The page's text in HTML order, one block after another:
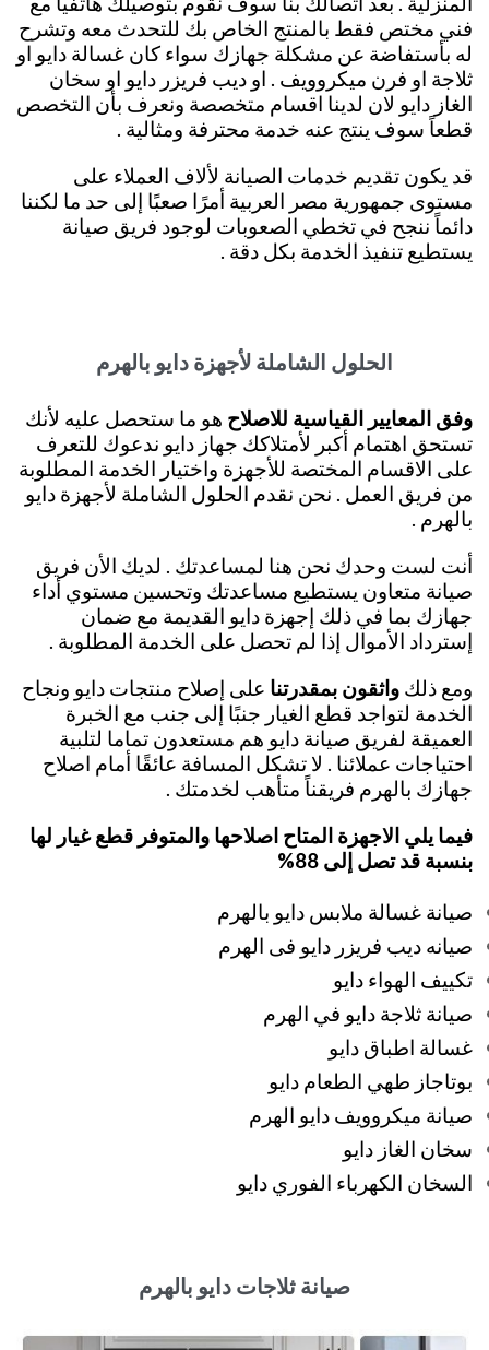
فني مختص فقط بالمنتج الخاص بك للتحدث معه وتشرح
له بأستفاضة عن مشكلة جهازك سواء كان غسالة دايو او
ثلاجة او فرن ميكروويف . او ديب فريزر دايو او سخان
الغاز دايو لان لدينا اقسام متخصصة ونعرف بأن التخصص
قطعاً سوف ينتج عنه خدمة محترفة ومثالية .
قد يكون تقديم خدمات الصيانة لألاف العملاء على
مستوى جمهورية مصر العربية أمرًا صعبًا إلى حد ما لكننا
دائماً ننجح في تخطي الصعوبات لوجود فريق صيانة
يستطيع تنفيذ الخدمة بكل دقة .
الحلول الشاملة لأجهزة دايو بالهرم
وفق المعايير القياسية للاصلاح هو ما ستحصل عليه لأنك
تستحق اهتمام أكبر لأمتلاكك جهاز دايو ندعوك للتعرف
على الاقسام المختصة للأجهزة واختيار الخدمة المطلوبة
من فريق العمل . نحن نقدم الحلول الشاملة لأجهزة دايو
بالهرم .
أنت لست وحدك نحن هنا لمساعدتك . لديك الأن فريق
صيانة متعاون يستطيع مساعدتك وتحسين مستوي أداء
جهازك بما في ذلك إجهزة دايو القديمة مع ضمان
إسترداد الأموال إذا لم تحصل على الخدمة المطلوبة .
ومع ذلك واثقون بمقدرتنا على إصلاح منتجات دايو ونجاح
الخدمة لتواجد قطع الغيار جنبًا إلى جنب مع الخبرة
العميقة لفريق صيانة دايو هم مستعدون تماما لتلبية
احتياجات عملائنا . لا تشكل المسافة عائقًا أمام اصلاح
جهازك بالهرم فريقناً متأهب لخدمتك .
فيما يلي الاجهزة المتاح اصلاحها والمتوفر قطع غيار لها
بنسبة قد تصل إلى 88%
صيانة غسالة ملابس دايو بالهرم
صيانه ديب فريزر دايو فى الهرم
تكييف الهواء دايو
صيانة ثلاجة دايو في الهرم
غسالة اطباق دايو
بوتاجاز طهي الطعام دايو
صيانة ميكروويف دايو الهرم
سخان الغاز دايو
السخان الكهرباء الفوري دايو
صيانة ثلاجات دايو بالهرم